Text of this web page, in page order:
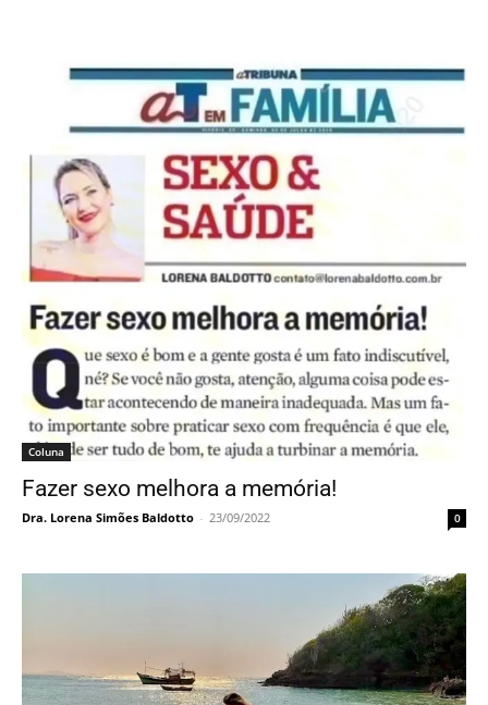
Coluna
Fazer sexo melhora a memória!
Dra. Lorena Simões Baldotto - 23/09/2022 0